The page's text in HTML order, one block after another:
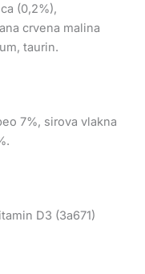
(0,2%),
crvena malina
taurin.
7%, sirova vlakna
D3 (3a671)